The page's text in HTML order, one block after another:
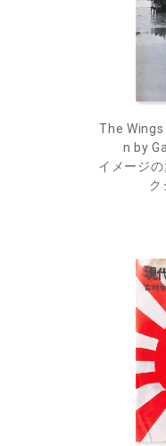
The
n by
イメージ
ク